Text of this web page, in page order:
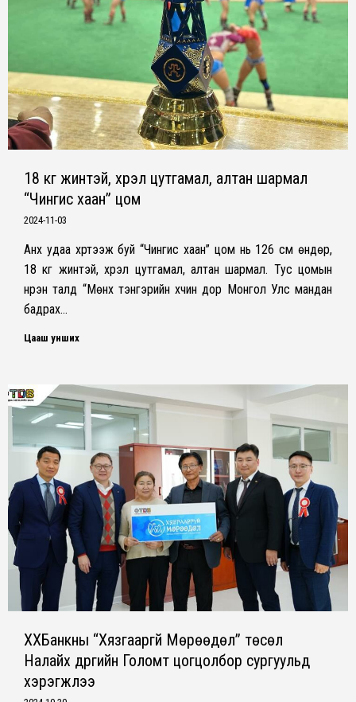
18 кг жинтэй, хүрэл цутгамал, алтан шармал
“Чингис хаан” цом
2024-11-03
Анх удаа хүртээж буй “Чингис хаан” цом нь 126 см өндөр,
18 кг жинтэй, хүрэл цутгамал, алтан шармал. Тус цомын
нүүрэн талд “Мөнх тэнгэрийн хүчин дор Монгол Улс мандан
бадрах…
Цааш унших
ХХБанкны “Хязгааргүй Мөрөөдөл” төсөл
Налайх дүүргийн Голомт цогцолбор сургуульд
хэрэгжлээ